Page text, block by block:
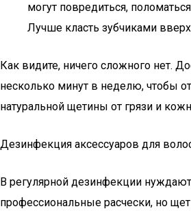
могут повредиться,
Лучше класть зубчиками
Как видите, ничего сложного нет.
несколько минут в неделю, чтобы
натуральной щетины от грязи и
Дезинфекция аксессуаров для
В регулярной дезинфекции
профессиональные расчески, но